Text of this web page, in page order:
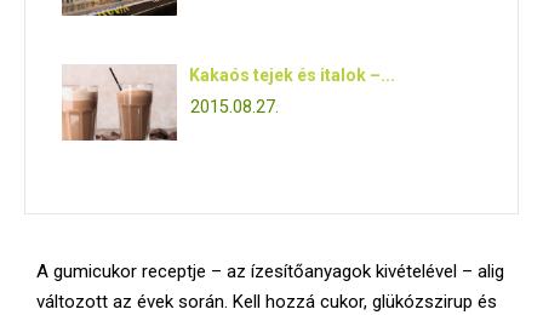
Kakaós tejek és italok –...
2015.08.27.
A gumicukor receptje – az ízesítőanyagok kivételével – alig
változott az évek során. Kell hozzá cukor, glükózszirup és